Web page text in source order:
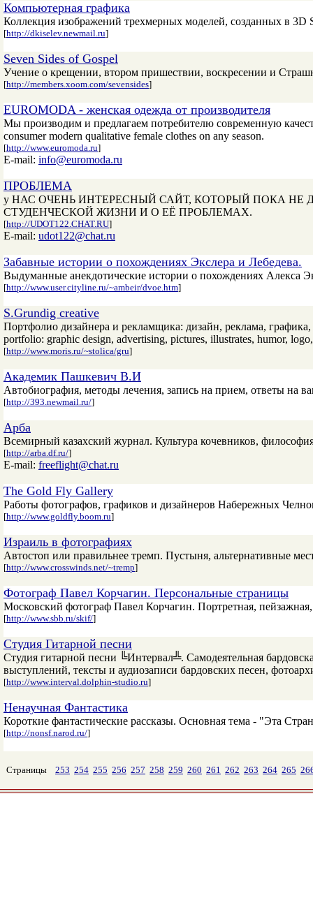
Компьютерная графика
Коллекция изображений трехмерных моделей, созданных в 3D
[http://dkiselev.newmail.ru]
Seven Sides of Gospel
Учение о крещении, втором пришествии, воскресении и
[http://members.xoom.com/sevensides]
EUROMODA - женская одежда от производителя
Мы производим и предлагаем потребителю современную
consumer modern qualitative female clothes on any season.
[http://www.euromoda.ru]
E-mail: info@euromoda.ru
ПРОБЛЕМА
у НАС ОЧЕНЬ ИНТЕРЕСНЫЙ САЙТ, КОТОРЫЙ ПОКА
СТУДЕНЧЕСКОЙ ЖИЗНИ И О ЕЁ ПРОБЛЕМАХ.
[http://UDOT122.CHAT.RU]
E-mail: udot122@chat.ru
Забавные истории о похождениях Экслера и Лебедева.
Выдуманные анекдотические истории о похождениях Алекса
[http://www.user.cityline.ru/~ambeir/dvoe.htm]
S.Grundig creative
Портфолио дизайнера и рекламщика: дизайн, реклама,
portfolio: graphic design, advertising, pictures, illustrates, humor,
[http://www.moris.ru/~stolica/gru]
Академик Пашкевич В.И
Автобиография, методы лечения, запись на прием, ответы на
[http://393.newmail.ru/]
Арба
Всемирный казахский журнал. Культура кочевников,
[http://arba.df.ru/]
E-mail: freeflight@chat.ru
The Gold Fly Gallery
Работы фотографов, графиков и дизайнеров Набережных
[http://www.goldfly.boom.ru]
Израиль в фотографиях
Автостоп или правильнее тремп. Пустыня, альтернативные
[http://www.crosswinds.net/~tremp]
Фотограф Павел Корчагин. Персональные страницы
Московский фотограф Павел Корчагин. Портретная,
[http://www.sbb.ru/skif/]
Студия Гитарной песни
Студия гитарной песни ╚Интервал╩. Самодеятельная
выступлений, тексты и аудиозаписи бардовских песен,
[http://www.interval.dolphin-studio.ru]
Ненаучная Фантастика
Короткие фантастические рассказы. Основная тема - "Эта
[http://nonsf.narod.ru/]
Страницы 253 254 255 256 257 258 259 260 261 262 263 264 265